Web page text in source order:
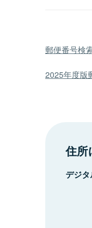
郵便番号検
2025年度版
住所
デジ